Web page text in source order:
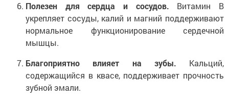
Полезен для сердца и сосудов. Витамин B
укрепляет сосуды, калий и магний поддерживают
нормальное функционирование сердечной
мышцы.
Благоприятно влияет на зубы. Кальций,
содержащийся в квасе, поддерживает прочность
зубной эмали.